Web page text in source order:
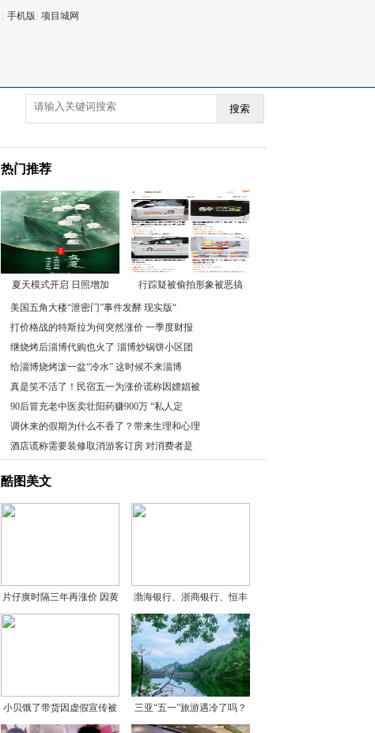
手机版 项目城网
搜索
热门推荐
夏天模式开启 日照增加 行踪疑被偷拍形象被恶搞
美国五角大楼“泄密门”事件发酵 现实版“
打价格战的特斯拉为何突然涨价 一季度财报
继烧烤后淄博代购也火了 淄博炒锅饼小区团
给淄博烧烤泼一盆“冷水” 这时候不来淄博
真是笑不活了！民宿五一为涨价谎称因嫖娼被
90后冒充老中医卖壮阳药赚900万 “私人定
调休来的假期为什么不香了？带来生理和心理
酒店谎称需要装修取消游客订房 对消费者是
酷图美文
片仔癀时隔三年再涨价 因黄
渤海银行、浙商银行、恒丰
银
小贝饿了带货因虚假宣传被
罚
三亚“五一”旅游遇冷了吗？